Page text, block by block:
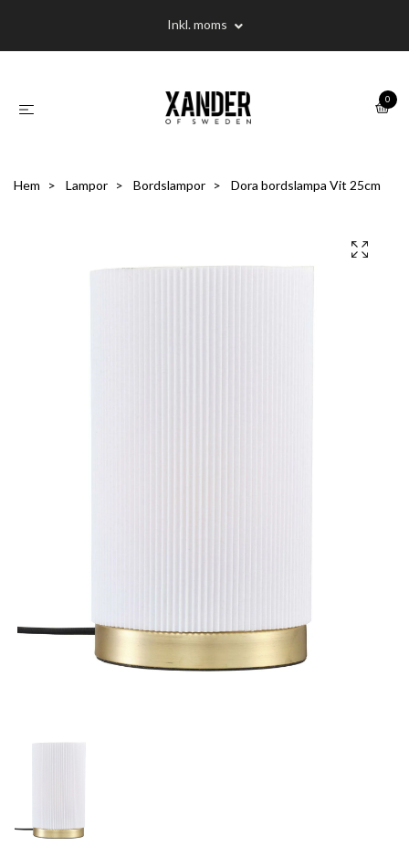
Inkl. moms
0
Hem Lampor Bordslampor Dora bordslampa Vit 25cm